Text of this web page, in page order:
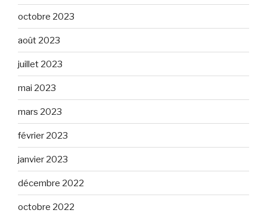
octobre 2023
août 2023
juillet 2023
mai 2023
mars 2023
février 2023
janvier 2023
décembre 2022
octobre 2022